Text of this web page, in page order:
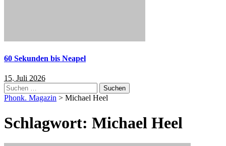
60 Sekunden bis Neapel
15. Juli 2026
Suchen
nach:
Phonk. Magazin > Michael Heel
Schlagwort: Michael Heel